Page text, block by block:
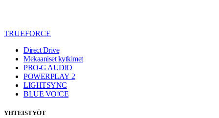
TRUEFORCE
Direct Drive
Mekaaniset kytkimet
PRO-G AUDIO
POWERPLAY 2
LIGHTSYNC
BLUE VO!CE
YHTEISTYÖT